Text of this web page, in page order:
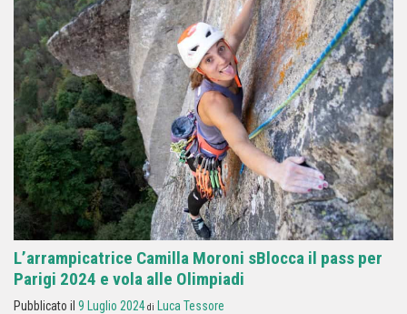
L’arrampicatrice Camilla Moroni sBlocca il pass per
Parigi 2024 e vola alle Olimpiadi
Pubblicato il 9 Luglio 2024 di Luca Tessore